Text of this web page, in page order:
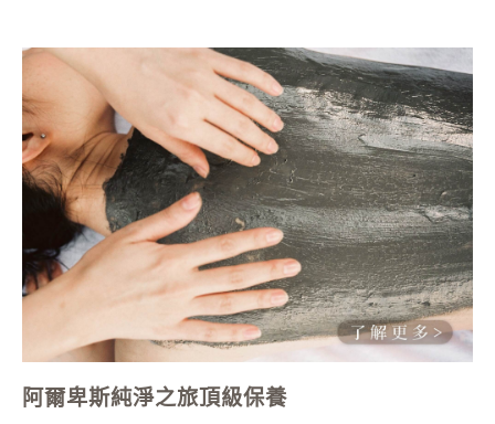
阿爾卑斯純淨之旅頂級保養